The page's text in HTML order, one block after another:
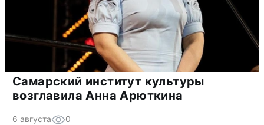
Самарский институт культуры
возглавила Анна Арюткина
6 августа 0